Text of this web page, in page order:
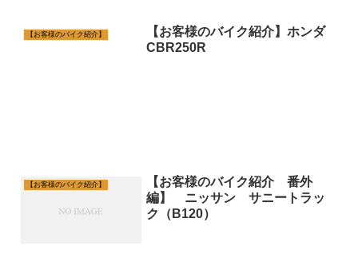
【お客様のバイク紹介】
【お客様のバイク紹介】ホンダ
CBR250R
【お客様のバイク紹介】
【お客様のバイク紹介 番外
編】 ニッサン サニートラッ
ク（B120）